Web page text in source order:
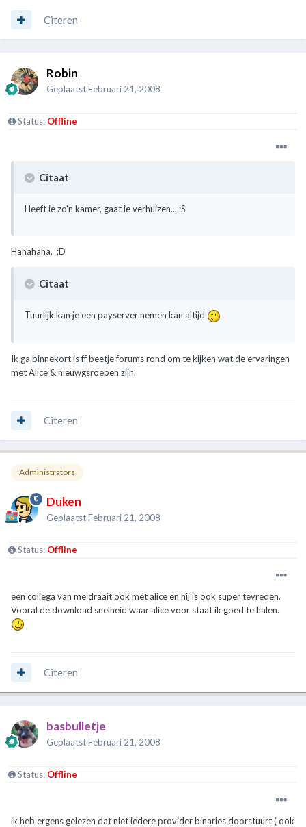
Citeren
Robin
GeplaatstFebruari 21, 2008
Status: Offline
Citaat
Heeft ie zo'n kamer, gaat ie verhuizen... :S
Hahahaha, ;D
Citaat
Tuurlijk kan je een payserver nemen kan altijd
Ik ga binnekort is ff beetje forums rond om te kijken wat de ervaringen
met Alice & nieuwgsroepen zijn.
Citeren
Administrators
Duken
GeplaatstFebruari 21, 2008
Status: Offline
een collega van me draait ook met alice en hij is ook super tevreden.
Vooral de download snelheid waar alice voor staat ik goed te halen.
Citeren
basbulletje
GeplaatstFebruari 21, 2008
Status: Offline
ik heb ergens gelezen dat niet iedere provider binaries doorstuurt ( ook